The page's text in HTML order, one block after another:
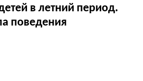
в летний период.
поведения